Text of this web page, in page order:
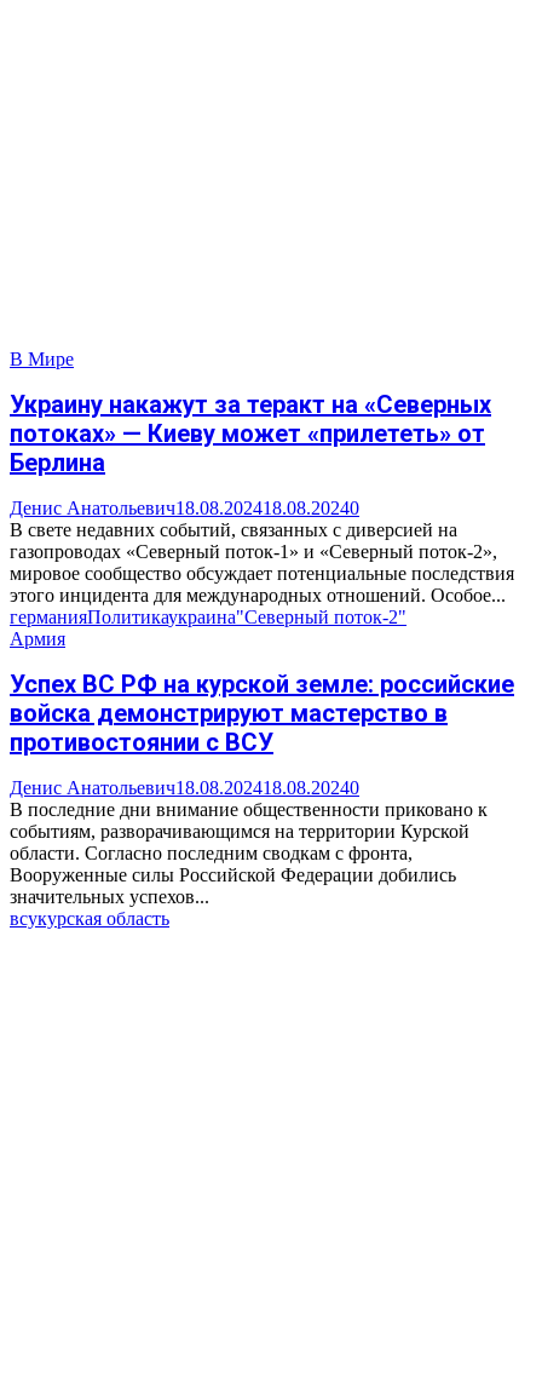
В Мире
Украину накажут за теракт на «Северных
потоках» — Киеву может «прилететь» от
Берлина
Денис Анатольевич18.08.202418.08.20240
В свете недавних событий, связанных с диверсией на
газопроводах «Северный поток-1» и «Северный поток-2»,
мировое сообщество обсуждает потенциальные последствия
этого инцидента для международных отношений. Особое...
германияПолитикаукраина"Северный поток-2"
Армия
Успех ВС РФ на курской земле: российские
войска демонстрируют мастерство в
противостоянии с ВСУ
Денис Анатольевич18.08.202418.08.20240
В последние дни внимание общественности приковано к
событиям, разворачивающимся на территории Курской
области. Согласно последним сводкам с фронта,
Вооруженные силы Российской Федерации добились
значительных успехов...
всукурская область